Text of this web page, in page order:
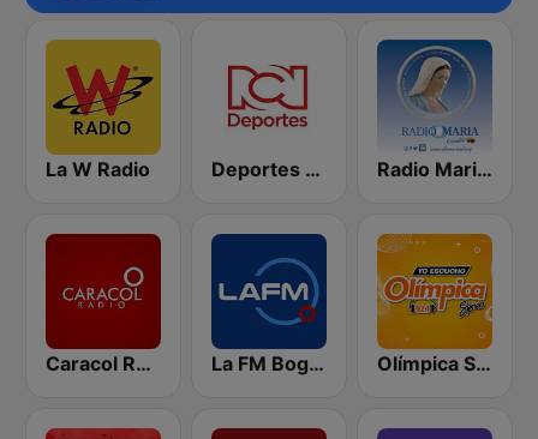
La W Radio Deportes RCN Radio Maria Colombia
Caracol Radio Medellín La FM Bogotá Olímpica Stereo Barranquilla 92.1 FM